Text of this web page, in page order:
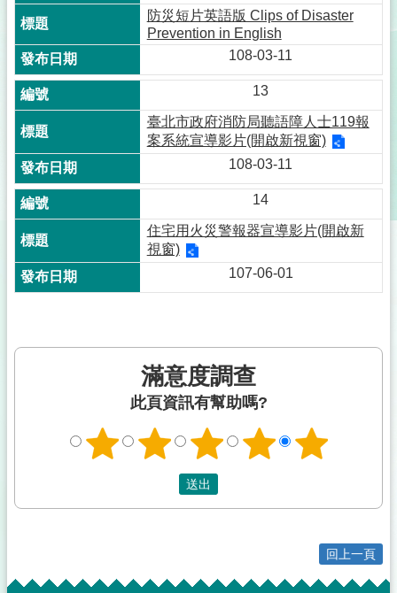
防災短片英語版 Clips of Disaster
Prevention in English
108-03-11
13
臺北市政府消防局聽語障人士119報
案系統宣導影片(開啟新視窗)
108-03-11
14
住宅用火災警報器宣導影片(開啟新
視窗)
107-06-01
滿意度調查
此頁資訊有幫助嗎?
回上一頁
:::